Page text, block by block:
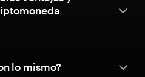
lo mismo?